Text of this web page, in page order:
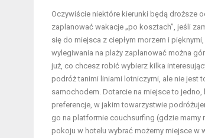
Oczywiście niektóre kierunki będą droższe
zaplanować wakacje „po kosztach”, jeśli
się do miejsca z ciepłym morzem i
wylegiwania na plaży zaplanować można
już, co chcesz robić wybierz kilka
podróż tanimi liniami lotniczymi, ale nie jest
samochodem. Dotarcie na miejsce to
preferencje, w jakim towarzystwie
go na platformie couchsurfing (gdzie
pokoju w hotelu wybrać możemy miejsce w